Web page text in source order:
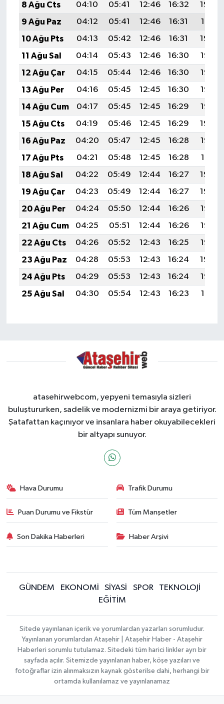
8 Ağu Cts
04:10 05:41 12:46 16:32
19:42
9 Ağu Paz
04:12 05:41 12:46 16:31
19:41
10 Ağu Pts
04:13 05:42 12:46 16:31
19:39
11 Ağu Sal
04:14 05:43 12:46 16:30
19:38
12 Ağu Çar
04:15 05:44 12:46 16:30
19:37
13 Ağu Per
04:16 05:45 12:45 16:30
19:36
14 Ağu Cum
04:17 05:45 12:45 16:29
19:35
15 Ağu Cts
04:19 05:46 12:45 16:29
19:34
16 Ağu Paz
04:20 05:47 12:45 16:28
19:33
17 Ağu Pts
04:21 05:48 12:45 16:28
19:31
18 Ağu Sal
04:22 05:49 12:44 16:27
19:30
19 Ağu Çar
04:23 05:49 12:44 16:27
19:29
20 Ağu Per
04:24 05:50 12:44 16:26
19:28
21 Ağu Cum
04:25 05:51 12:44 16:26
19:26
22 Ağu Cts
04:26 05:52 12:43 16:25
19:25
23 Ağu Paz
04:28 05:53 12:43 16:24
19:24
24 Ağu Pts
04:29 05:53 12:43 16:24
19:22
25 Ağu Sal
04:30 05:54 12:43 16:23 19:21
atasehirwebcom, yepyeni temasıyla sizleri
buluştururken, sadelik ve modernizmi bir araya getiriyor.
Şatafattan kaçınıyor ve insanlara haber okuyabilecekleri
bir altyapı sunuyor.
Hava Durumu Trafik Durumu
Puan Durumu ve Fikstür Tüm Manşetler
Son Dakika Haberleri Haber Arşivi
GÜNDEM EKONOMİ SİYASİ SPOR
TEKNOLOJİ
EĞİTİM
Sitede yayınlanan içerik ve yorumlardan yazarları sorumludur.
Yayınlanan yorumlardan Ataşehir | Ataşehir Haber - Ataşehir
Haberleri sorumlu tutulamaz. Sitedeki tüm harici linkler ayrı bir
sayfada açılır. Sitemizde yayınlanan haber, köşe yazıları ve
fotoğraflar izin alınmaksızın kaynak gösterilse dahi, herhangi bir
ortamda kullanılamaz ve yayınlanamaz